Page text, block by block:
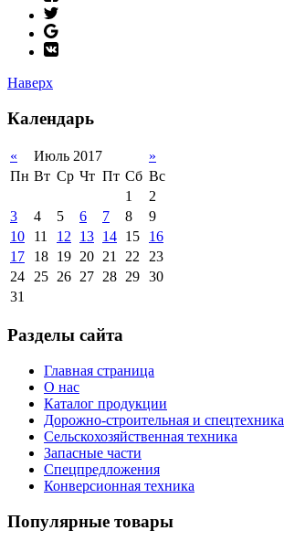
Наверх
Календарь
« Июль 2017
»
Пн Вт Ср Чт Пт Сб Вс
1
2
3
4 5 6 7 8
9
10
11 12 13 14 15
16
17
18 19 20 21 22 23
24 25 26 27 28 29 30
31
Разделы сайта
Главная страница
О нас
Каталог продукции
Дорожно-строительная и спецтехника
Сельскохозяйственная техника
Запасные части
Спецпредложения
Конверсионная техника
Популярные товары